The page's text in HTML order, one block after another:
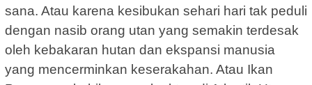
sana. Atau karena kesibukan sehari hari tak peduli
dengan nasib orang utan yang semakin terdesak
oleh kebakaran hutan dan ekspansi manusia
yang mencerminkan keserakahan. Atau Ikan